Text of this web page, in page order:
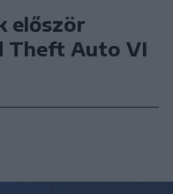
először
Theft Auto VI